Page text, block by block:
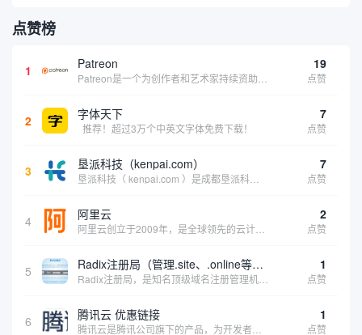
点赞榜
1 Patreon 19
点赞
2 字体天下
推荐！超过3万个中英文字体免费下载！
7
点赞
3 垦派科技（kenpai.com） 7
点赞
4 阿里云 2
点赞
5 Radix注册局（管理.site、.online等顶级域名） 1
点赞
6 腾讯云 优惠链接 1
点赞